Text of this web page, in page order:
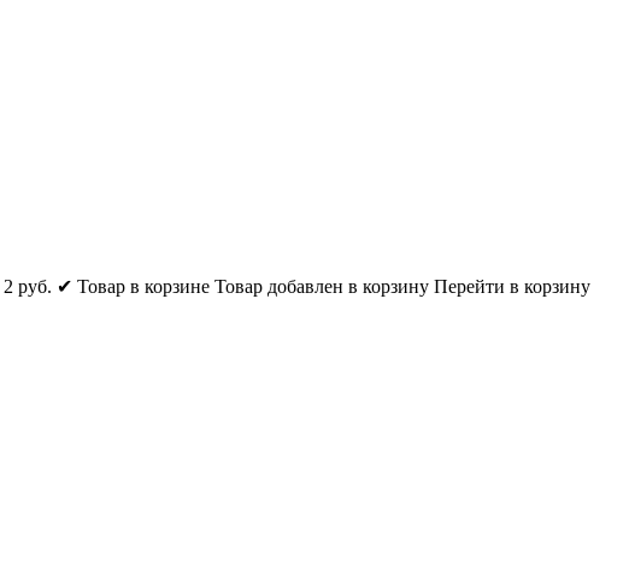
2 руб. ✔ Товар в корзине Товар добавлен в корзину Перейти в корзину